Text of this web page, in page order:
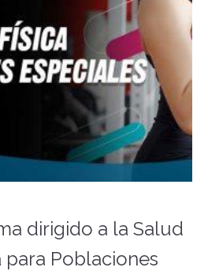
dirigido a la Salud
para Poblaciones